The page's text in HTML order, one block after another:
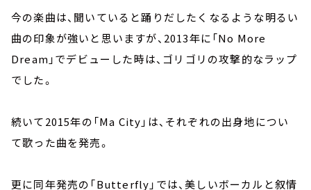
今の楽曲は、聞いていると踊りだしたくなるような明るい
曲の印象が強いと思いますが、2013年に「No More
Dream」でデビューした時は、ゴリゴリの攻撃的なラップ
でした。
続いて2015年の「Ma City」は、それぞれの出身地につい
て歌った曲を発売。
更に同年発売の「Butterfly」では、美しいボーカルと叙情